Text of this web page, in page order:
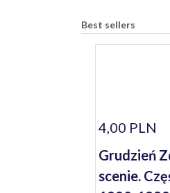
Best sellers
4,00 PLN
Grudzień
scenie.